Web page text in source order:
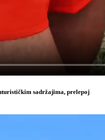
sadržajima, prelepoj